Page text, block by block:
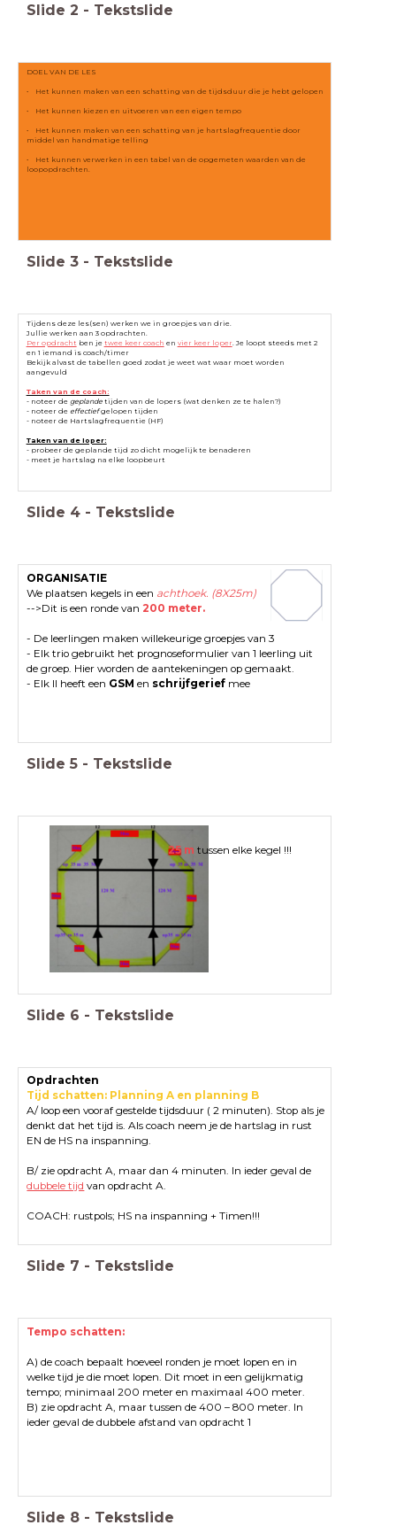
Slide 2 - Tekstslide
DOEL VAN DE LES
• Het kunnen maken van een schatting van de tijdsduur die je hebt gelopen
• Het kunnen kiezen en uitvoeren van een eigen tempo
• Het kunnen maken van een schatting van je hartslagfrequentie door
middel van handmatige telling
• Het kunnen verwerken in een tabel van de opgemeten waarden van de
loopopdrachten.
Slide 3 - Tekstslide
Tijdens deze les(sen) werken we in groepjes van drie.
Jullie werken aan 3 opdrachten.
Per opdracht ben je twee keer coach en vier keer loper. Je loopt steeds met 2
en 1 iemand is coach/timer
Bekijk alvast de tabellen goed zodat je weet wat waar moet worden
aangevuld
Taken van de coach:
- noteer de geplande tijden van de lopers (wat denken ze te halen?)
- noteer de effectiefgelopen tijden
- noteer de Hartslagfrequentie (HF)
Taken van de loper:
- probeer de geplande tijd zo dicht mogelijk te benaderen
- meet je hartslag na elke loopbeurt
Slide 4 - Tekstslide
ORGANISATIE
We plaatsen kegels in een achthoek. (8X25m)
-->Dit is een ronde van200 meter.
- De leerlingen maken willekeurige groepjes van 3
- Elk trio gebruikt het prognoseformulier van 1 leerling uit
de groep. Hier worden de aantekeningen op gemaakt.
- Elk ll heeft een GSM en schrijfgerief mee
Slide 5 - Tekstslide
25 m tussen elke kegel !!!
Slide 6 - Tekstslide
Opdrachten
Tijd schatten: Planning A en planning B
A/ loop een vooraf gestelde tijdsduur ( 2 minuten). Stop als je
denkt dat het tijd is. Als coach neem je de hartslag in rust
EN de HS na inspanning.
B/ zie opdracht A, maar dan 4 minuten. In ieder geval de
dubbele tijd van opdracht A.
COACH: rustpols; HS na inspanning + Timen!!!
Slide 7 - Tekstslide
Tempo schatten:
A) de coach bepaalt hoeveel ronden je moet lopen en in
welke tijd je die moet lopen. Dit moet in een gelijkmatig
tempo; minimaal 200 meter en maximaal 400 meter.
B) zie opdracht A, maar tussen de 400 – 800 meter. In
ieder geval de dubbele afstand van opdracht 1
Slide 8 - Tekstslide